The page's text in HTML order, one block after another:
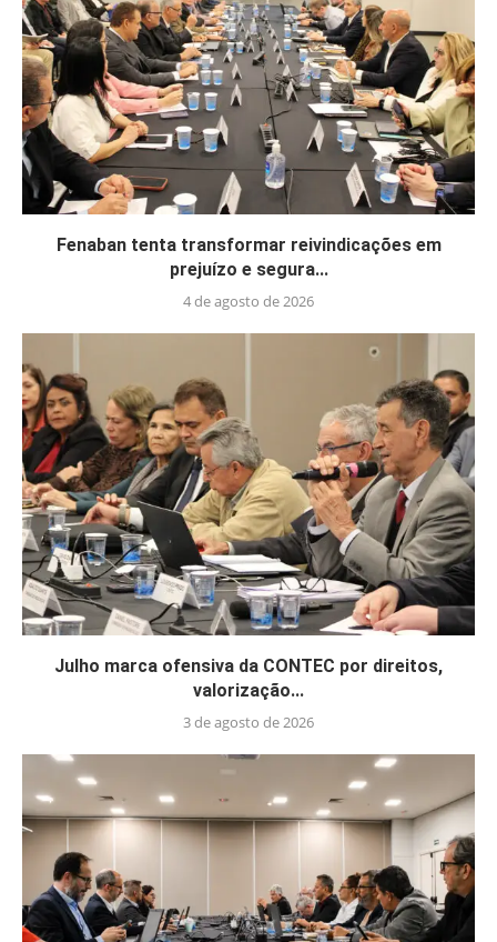
Fenaban tenta transformar reivindicações em
prejuízo e segura...
4 de agosto de 2026
Julho marca ofensiva da CONTEC por direitos,
valorização...
3 de agosto de 2026